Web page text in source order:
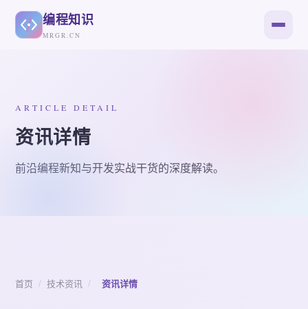
编程知识
MRGR.CN
ARTICLE DETAIL
资讯详情
前沿编程新知与开发实战干货的深度解读。
首页 / 技术资讯 / 资讯详情